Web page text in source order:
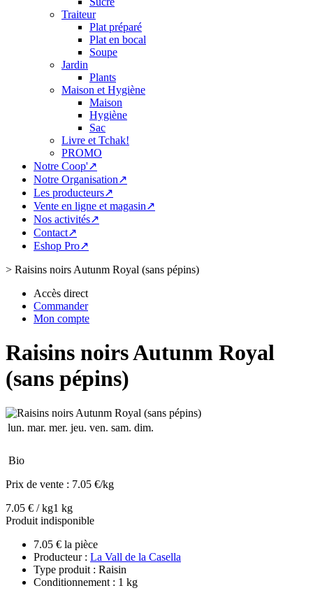
Traiteur
Plat préparé
Plat en bocal
Soupe
Jardin
Plants
Maison et Hygiène
Maison
Hygiène
Sac
Livre et Tchak!
PROMO
Notre Coop'↗
Notre Organisation↗
Les producteurs↗
Vente en ligne et magasin↗
Nos activités↗
Contact↗
Eshop Pro↗
> Raisins noirs Autunm Royal (sans pépins)
Accès direct
Commander
Mon compte
Raisins noirs Autunm Royal
(sans pépins)
lun. mar. mer. jeu. ven. sam. dim.
Bio
Prix de vente : 7.05 €/kg
7.05 € / kg1 kg
Produit indisponible
7.05 € la pièce
Producteur : La Vall de la Casella
Type produit : Raisin
Conditionnement : 1 kg